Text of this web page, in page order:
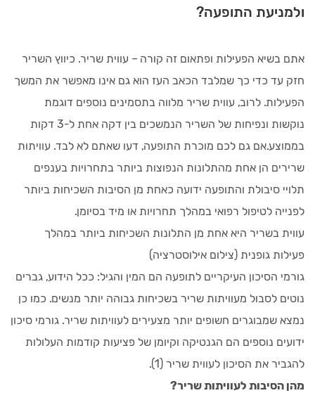
ולמניעת התופעה?
אתם בשיא הפעילות ופתאום זה קורה – עווית שריר. כיווץ השריר
חזק עד כדי כך שמלבד הכאב העז הוא גם אינו מאפשר את המשך
הפעילות. לרוב, עווית שריר מלווה בתסמינים נוספים דוגמת
נוקשות ונפיחות של השריר הנמשכים בין דקה אחת ל-3 דקות
בממוצע.אם גם לכם מוכרת התופעה, דעו שאתם לא לבד. עוויתות
שרירים הן אחת מהתלונות הנפוצות ביותר בתחרויות בענפים
תלויי סיבולת והתופעה ידועה כאחת מן הסיבות השכיחות ביותר
לפנייה לטיפול רפואי במהלך תחרויות או מיד בסיומן.
עווית בשריר היא אחת מן התלונות השכיחות ביותר במהלך
פעילות גופנית (צילום אילוסטרציה)
גורמי הסיכון העיקריים לתופעה הם המין והגיל: ככל הידוע, גברים
נוטים לסבול מעוויתות שריר בשכיחות גבוהה יותר מנשים. כמו כן
נמצא שמבוגרים חשופים יותר מצעירים לעוויתות שריר. גורמי סיכון
ידועים נוספים הם הגנטיקה וקיומן של פציעות קודמות העלולות
להגביר את הסיכון לעווית שריר (1).
מהן הסיבות לעוויתות שריר?